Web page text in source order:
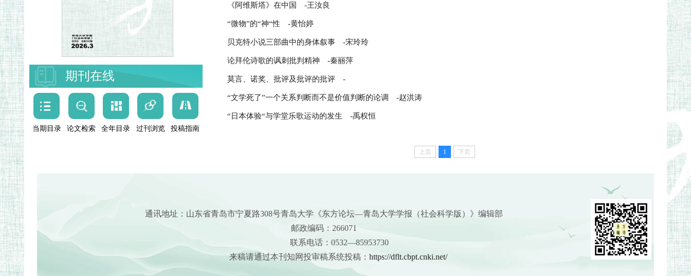
期刊在线
当期目录 论文检索 全年目录 过刊浏览 投稿指南
《阿维斯塔》在中国 -王汝良
“微物”的“神“性 -黄怡婷
贝克特小说三部曲中的身体叙事 -宋玲玲
论拜伦诗歌的讽刺批判精神 -秦丽萍
莫言、诺奖、批评及批评的批评 -
“文学死了”一个关系判断而不是价值判断的论调 -赵洪涛
“日本体验“与学堂乐歌运动的发生 -禹权恒
上页 1 下页
通讯地址：山东省青岛市宁夏路308号青岛大学《东方论坛—青岛大学学报（社会科学版）》编辑部
邮政编码：266071
联系电话：0532—85953730
来稿请通过本刊知网投审稿系统投稿： https://dflt.cbpt.cnki.net/